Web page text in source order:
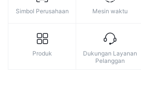
Simbol Perusahaan Mesin waktu
Produk
Dukungan Layanan
Pelanggan